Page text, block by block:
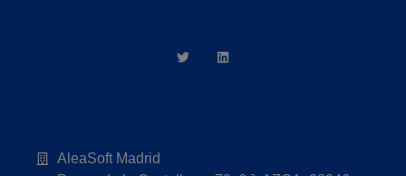
AleaSoft Madrid